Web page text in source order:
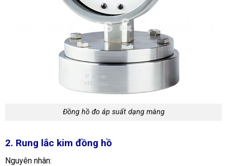
Đồng hồ đo áp suất dạng màng
2. Rung lắc kim đồng hồ
Nguyên nhân: